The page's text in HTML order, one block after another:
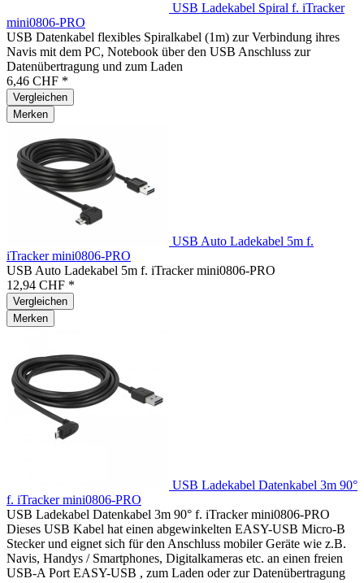
USB Ladekabel Spiral f. iTracker
mini0806-PRO
USB Datenkabel flexibles Spiralkabel (1m) zur Verbindung ihres
Navis mit dem PC, Notebook über den USB Anschluss zur
Datenübertragung und zum Laden
6,46 CHF *
Vergleichen
Merken
USB Auto Ladekabel 5m f.
iTracker mini0806-PRO
USB Auto Ladekabel 5m f. iTracker mini0806-PRO
12,94 CHF *
Vergleichen
Merken
USB Ladekabel Datenkabel 3m 90°
f. iTracker mini0806-PRO
USB Ladekabel Datenkabel 3m 90° f. iTracker mini0806-PRO
Dieses USB Kabel hat einen abgewinkelten EASY-USB Micro-B
Stecker und eignet sich für den Anschluss mobiler Geräte wie z.B.
Navis, Handys / Smartphones, Digitalkameras etc. an einen freien
USB-A Port EASY-USB , zum Laden oder zur Datenübertragung